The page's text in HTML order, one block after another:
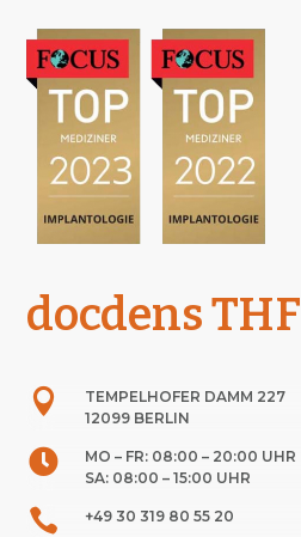
docdens THF

TEMPELHOFER DAMM 227
12099 BERLIN

MO – FR: 08:00 – 20:00 UHR
SA: 08:00 – 15:00 UHR
 +49 30 319 80 55 20